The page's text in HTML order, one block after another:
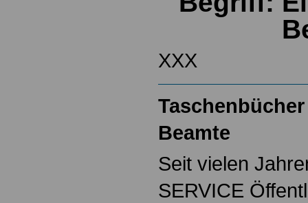
XXX
Beamte
Seit vielen
SERVICE